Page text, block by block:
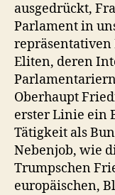
ausgedrückt,
Parlament in
Eliten, deren
Oberhaupt
erster Linie ein
Tätigkeit als
Nebenjob, wie
Trumpschen
europäischen,